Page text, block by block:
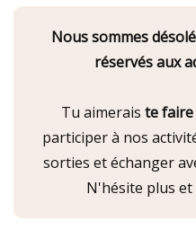
Nous sommes
réservés aux
Tu aimerais te faire
participer à nos
sorties et échanger
N'hésite plus et